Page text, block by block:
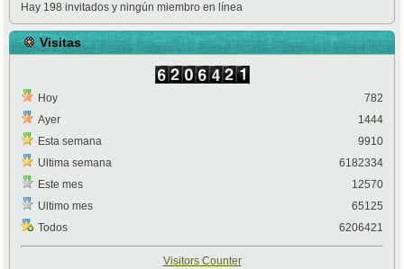
Hay 198 invitados y ningún miembro en línea
Visitas
Hoy
Ayer
Esta semana
Ultima semana
Este mes
Ultimo mes
Todos
782
1444
9910
6182334
12570
65125
6206421
Visitors Counter